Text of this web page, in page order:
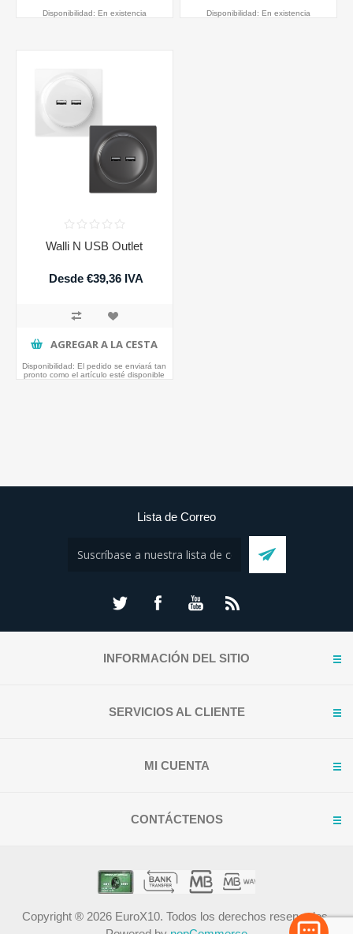
Disponibilidad: En existencia Disponibilidad: En existencia
Walli N USB Outlet
Desde €39,36 IVA
AGREGAR A LA CESTA
Disponibilidad: El pedido se enviará tan
pronto como el artículo esté disponible
Lista de Correo
INFORMACIÓN DEL SITIO
SERVICIOS AL CLIENTE
MI CUENTA
CONTÁCTENOS
Copyright ® 2026 EuroX10. Todos los derechos reservados.